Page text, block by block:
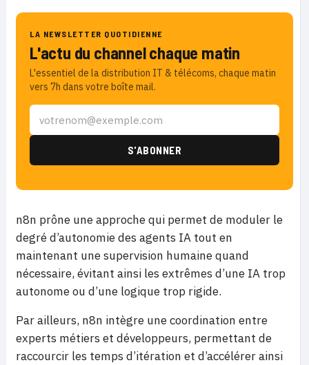
LA NEWSLETTER QUOTIDIENNE
L'actu du channel chaque matin
L'essentiel de la distribution IT & télécoms, chaque matin
vers 7h dans votre boîte mail.
n8n prône une approche qui permet de moduler le
degré d’autonomie des agents IA tout en
maintenant une supervision humaine quand
nécessaire, évitant ainsi les extrêmes d’une IA trop
autonome ou d’une logique trop rigide.
Par ailleurs, n8n intègre une coordination entre
experts métiers et développeurs, permettant de
raccourcir les temps d’itération et d’accélérer ainsi